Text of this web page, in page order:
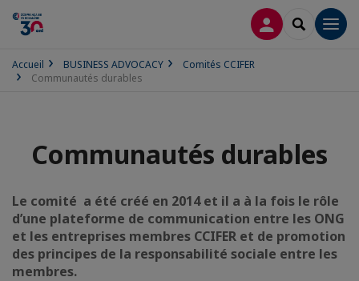
CONNEXION
Accueil BUSINESS ADVOCACY
Comités CCIFER
Communautés durables
Communautés durables
Le comité a été créé en 2014 et il a à la fois le rôle
d’une plateforme de communication entre les ONG
et les entreprises membres CCIFER et de promotion
des principes de la responsabilité sociale entre les
membres.